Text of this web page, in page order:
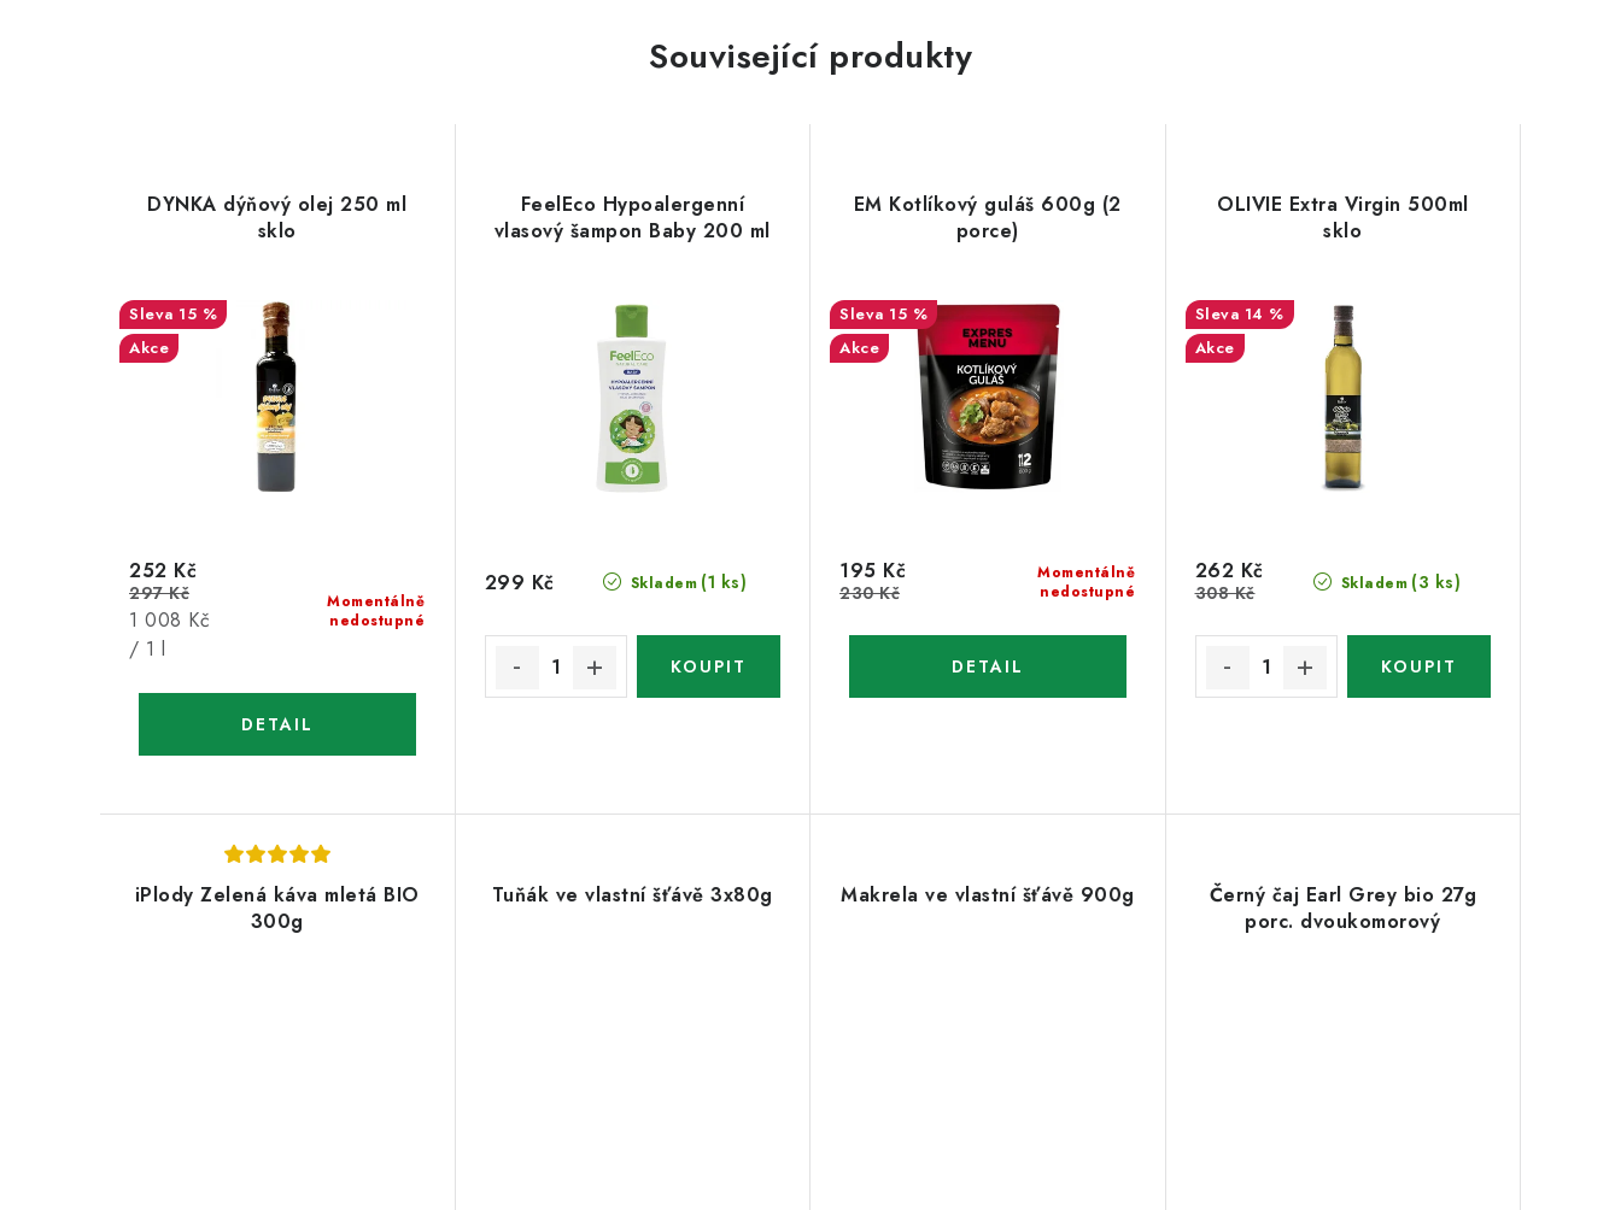
Související produkty
DYNKA dýňový olej 250 ml
sklo
15 %
Akce
Momentálně
nedostupné
252 Kč
297 Kč
Měrná
cena:
1 008 Kč
/ 1 l
FeelEco Hypoalergenní
vlasový šampon Baby 200 ml
Skladem (1 ks)
299 Kč
EM Kotlíkový guláš 600g (2
porce)
15 %
Akce
Momentálně
nedostupné
195 Kč
230 Kč
OLIVIE Extra Virgin 500ml
sklo
14 %
Akce
Skladem (3 ks)
262 Kč
308 Kč
iPlody Zelená káva mletá BIO
300g
Tuňák ve vlastní šťávě 3x80g Makrela ve vlastní šťávě 900g
Černý čaj Earl Grey bio 27g
porc. dvoukomorový